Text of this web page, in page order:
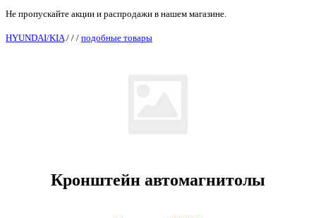
Не пропускайте акции и распродажи в нашем магазине.
HYUNDAI/KIA / / / подобные товары
Кронштейн автомагнитолы